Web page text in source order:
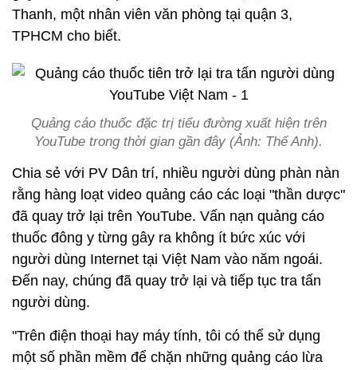
Thanh, một nhân viên văn phòng tại quận 3,
TPHCM cho biết.
Quảng cáo thuốc đặc trị tiểu đường xuất hiện trên
YouTube trong thời gian gần đây (Ảnh: Thế Anh).
Chia sẻ với PV Dân trí, nhiều người dùng phàn nàn
rằng hàng loạt video quảng cáo các loại "thần dược"
đã quay trở lại trên YouTube. Vấn nạn quảng cáo
thuốc đông y từng gây ra không ít bức xúc với
người dùng Internet tại Việt Nam vào năm ngoái.
Đến nay, chúng đã quay trở lại và tiếp tục tra tấn
người dùng.
"Trên điện thoại hay máy tính, tôi có thể sử dụng
một số phần mềm để chặn những quảng cáo lừa